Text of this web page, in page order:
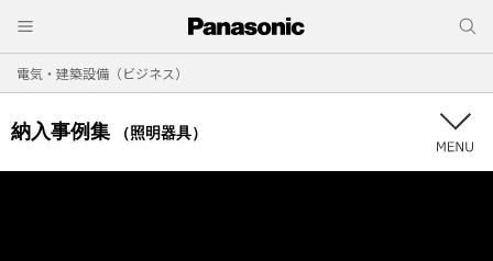
電気・建築設備（ビジネス）
納入事例集 （照明器具）